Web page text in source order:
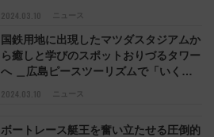
2024.03.10 ニュース
2024.03.10 ニュース
国鉄用地に出現したマツダスタジアムか
ら癒しと学びのスポットおりづるタワー
へ ＿広島ピースツーリズムで「いくつ
ボートレース艇王を奮い立たせる圧倒的